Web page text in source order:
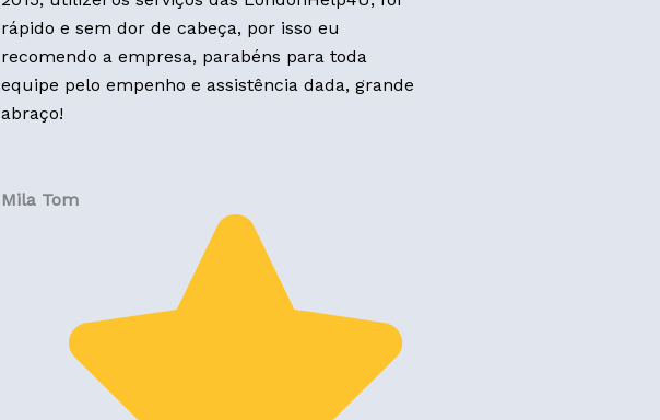
rápido e sem dor de cabeça, por isso eu
recomendo a empresa, parabéns para toda
equipe pelo empenho e assistência dada, grande
abraço!
Mila Tom